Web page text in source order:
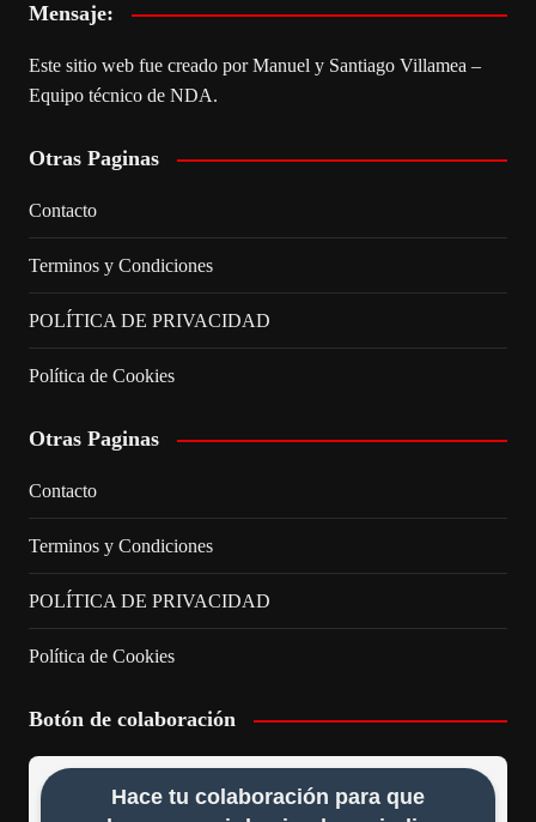
Mensaje:
Este sitio web fue creado por Manuel y Santiago Villamea –
Equipo técnico de NDA.
Otras Paginas
Contacto
Terminos y Condiciones
POLÍTICA DE PRIVACIDAD
Política de Cookies
Otras Paginas
Contacto
Terminos y Condiciones
POLÍTICA DE PRIVACIDAD
Política de Cookies
Botón de colaboración
Hace tu colaboración para que